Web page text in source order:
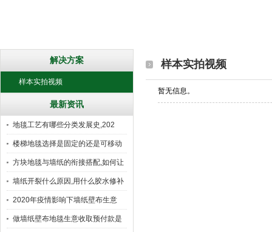
解决方案
样本实拍视频
最新资讯
地毯工艺有哪些分类发展史,202
楼梯地毯选择是固定的还是可移动
好
方块地毯与墙纸的衔接搭配,如何让
墙纸开裂什么原因,用什么胶水修补
2020年疫情影响下墙纸壁布生意
做墙纸壁布地毯生意收取预付款是
样本实拍视频
暂无信息。